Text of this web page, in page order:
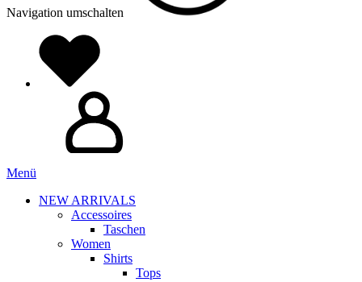
Navigation umschalten
Menü
NEW ARRIVALS
Accessoires
Taschen
Women
Shirts
Tops